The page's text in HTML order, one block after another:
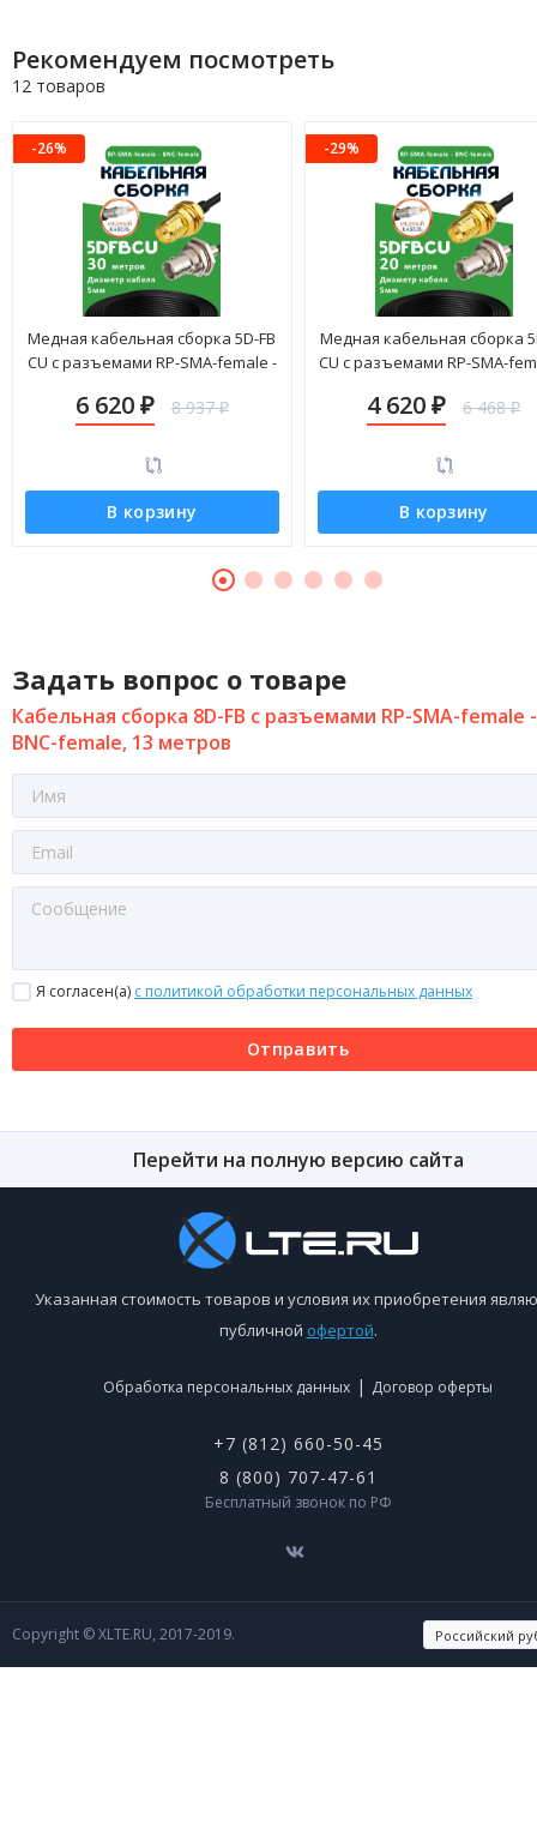
Рекомендуем посмотреть
12 товаров
-26%
Медная кабельная сборка 5D-FB
CU с разъемами RP-SMA-female -
6 620 ₽ 8 937₽
В корзину
-29%
Медная кабельная сборка
CU с разъемами RP-SMA-
4 620₽ 6 468₽
В корзину
Задать вопрос о товаре
Кабельная сборка 8D-FB с разъемами RP-SMA-female -
BNC-female, 13 метров
Я согласен(a) с политикой обработки персональных данных
Отправить
Перейти на полную версию сайта
Указанная стоимость товаров и условия их приобретения
публичной офертой.
Обработка персональных данных | Договор оферты
+7 (812) 660-50-45
8 (800) 707-47-61
Бесплатный звонок по РФ
Copyright © XLTE.RU, 2017-2019.